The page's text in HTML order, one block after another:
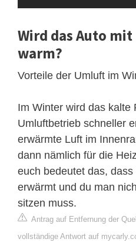
Wird das Auto
warm?
Vorteile der Umluft im
Im Winter wird das kalte
Umluftbetrieb schneller
erwärmte Luft im
dann nämlich für die
euch bedeutet das,
erwärmt und du man
sitzen muss.
Antrag auf Entfernung der
vollständige Antwort auf